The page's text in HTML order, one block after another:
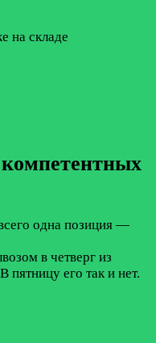
на складе
одна позиция —
в четверг из
пятницу его так и нет.